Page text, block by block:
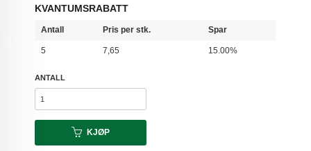
KVANTUMSRABATT
Antall Pris per stk. Spar
5 7,65 15.00%
ANTALL
KJØP